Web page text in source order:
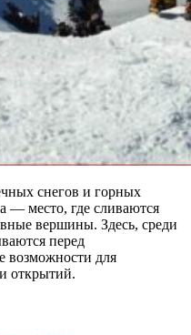
снегов и горных
— место, где сливаются
вершины. Здесь, среди
перед
возможности для
открытий.